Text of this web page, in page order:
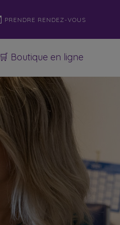
PRENDRE RENDEZ-VOUS
🛒 Boutique en ligne